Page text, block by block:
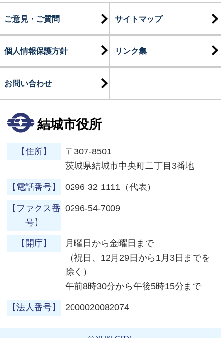
ご意見・ご質問 サイトマップ
個人情報保護方針 リンク集
お問い合わせ
結城市役所
【住所】
〒307-8501
茨城県結城市中央町二丁目3番地
【電話番号】 0296-32-1111（代表）
【ファクス番
号】
0296-54-7009
【開庁】
月曜日から金曜日まで
（祝日、12月29日から1月3日までを
除く）
午前8時30分から午後5時15分まで
【法人番号】 2000020082074